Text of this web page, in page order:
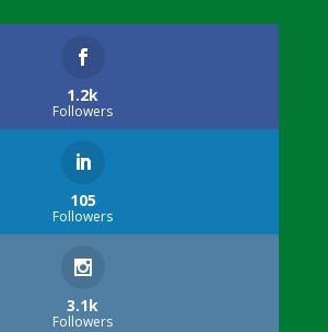
1.2k
Followers
105
Followers
3.1k
Followers